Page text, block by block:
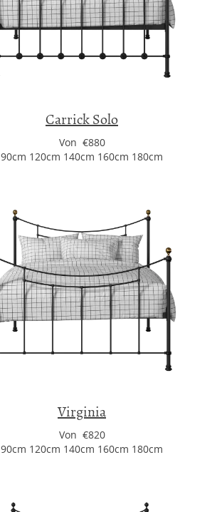
Carrick Solo
Von €880
90cm 120cm 140cm 160cm 180cm
Virginia
Von €820
90cm 120cm 140cm 160cm 180cm